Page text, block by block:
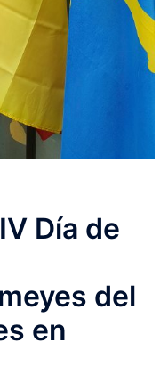
Día de
del
en